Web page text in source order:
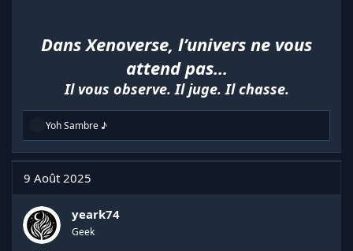
Dans Xenoverse, l’univers ne vous
attend pas...
Il vous observe. Il juge. Il chasse.
R
a
c
t
i
n
s
:
Yoh Sambre ♪
9 Août 2025
yeark74
Geek